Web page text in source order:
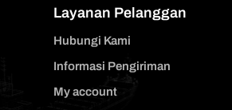
Layanan Pelanggan
Hubungi Kami
Informasi Pengiriman
My account